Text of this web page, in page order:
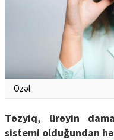
Özəl
Təzyiq, ürəyin
sistemi olduğundan